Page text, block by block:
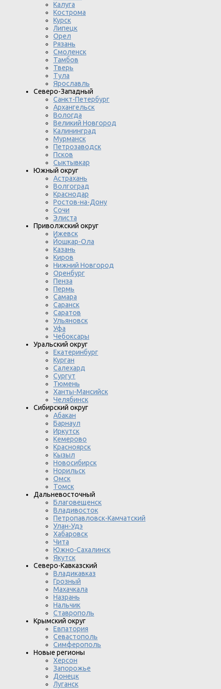
Калуга
Кострома
Курск
Липецк
Орел
Рязань
Смоленск
Тамбов
Тверь
Тула
Ярославль
Северо-Западный
Санкт-Петербург
Архангельск
Вологда
Великий Новгород
Калининград
Мурманск
Петрозаводск
Псков
Сыктывкар
Южный округ
Астрахань
Волгоград
Краснодар
Ростов-на-Дону
Сочи
Элиста
Приволжский округ
Ижевск
Йошкар-Ола
Казань
Киров
Нижний Новгород
Оренбург
Пенза
Пермь
Самара
Саранск
Саратов
Ульяновск
Уфа
Чебоксары
Уральский округ
Екатеринбург
Курган
Салехард
Сургут
Тюмень
Ханты-Мансийск
Челябинск
Сибирский округ
Абакан
Барнаул
Иркутск
Кемерово
Красноярск
Кызыл
Новосибирск
Норильск
Омск
Томск
Дальневосточный
Благовещенск
Владивосток
Петропавловск-Камчатский
Улан-Удэ
Хабаровск
Чита
Южно-Сахалинск
Якутск
Северо-Кавказский
Владикавказ
Грозный
Махачкала
Назрань
Нальчик
Ставрополь
Крымский округ
Евпатория
Севастополь
Симферополь
Новые регионы
Херсон
Запорожье
Донецк
Луганск